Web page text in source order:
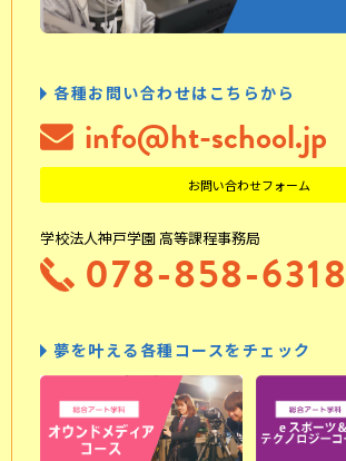
各種お問い合わせはこちらから
info@ht-school.jp
お問い合わせフォーム
学校法人神戸学園 高等課程事務局
078-858-6318
夢を叶える各種コースをチェック